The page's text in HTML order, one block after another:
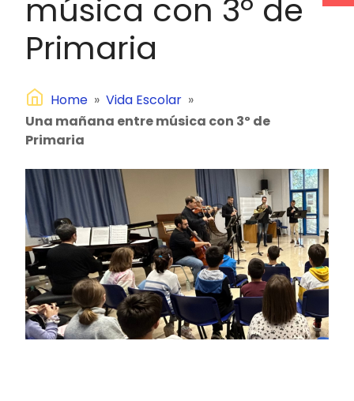
música con 3º de
Primaria
Home » Vida Escolar »
Una mañana entre música con 3º de
Primaria